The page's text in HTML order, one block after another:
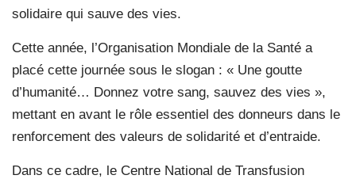
solidaire qui sauve des vies.
Cette année, l’Organisation Mondiale de la Santé a
placé cette journée sous le slogan : « Une goutte
d’humanité… Donnez votre sang, sauvez des vies »,
mettant en avant le rôle essentiel des donneurs dans le
renforcement des valeurs de solidarité et d’entraide.
Dans ce cadre, le Centre National de Transfusion